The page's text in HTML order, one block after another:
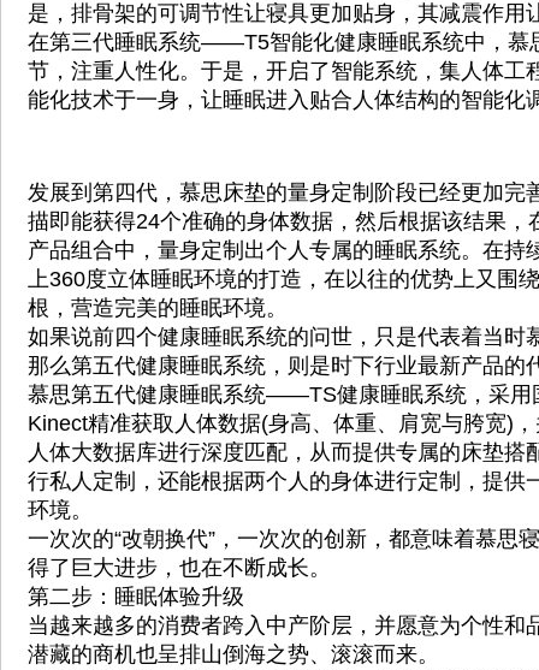
是，排骨架的可调节性让寝具更加贴身，其减震作用
在第三代睡眠系统——T5智能化健康睡眠系统中，慕
节，注重人性化。于是，开启了智能系统，集人体工
能化技术于一身，让睡眠进入贴合人体结构的智能化
发展到第四代，慕思床垫的量身定制阶段已经更加完
描即能获得24个准确的身体数据，然后根据该结果，
产品组合中，量身定制出个人专属的睡眠系统。在持
上360度立体睡眠环境的打造，在以往的优势上又围
根，营造完美的睡眠环境。
如果说前四个健康睡眠系统的问世，只是代表着当时
那么第五代健康睡眠系统，则是时下行业最新产品的
慕思第五代健康睡眠系统——TS健康睡眠系统，采用
Kinect精准获取人体数据(身高、体重、肩宽与胯宽)
人体大数据库进行深度匹配，从而提供专属的床垫搭
行私人定制，还能根据两个人的身体进行定制，提供
环境。
一次次的“改朝换代”，一次次的创新，都意味着慕思
得了巨大进步，也在不断成长。
第二步：睡眠体验升级
当越来越多的消费者跨入中产阶层，并愿意为个性和
潜藏的商机也呈排山倒海之势、滚滚而来。